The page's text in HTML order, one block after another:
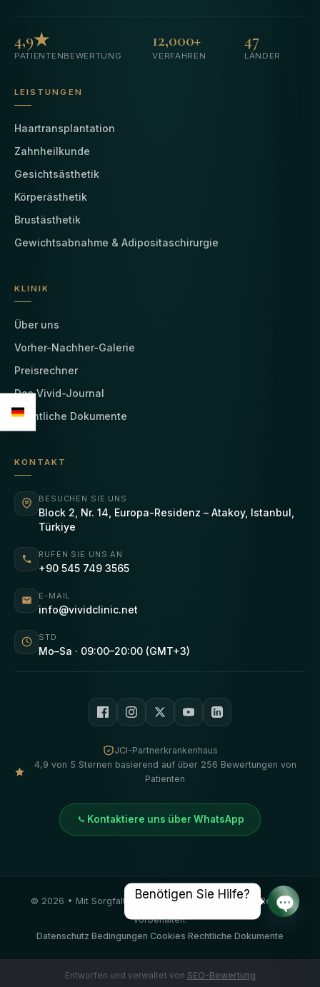
4,9★
PATIENTENBEWERTUNG
12,000+
VERFAHREN
47
LÄNDER
LEISTUNGEN
Haartransplantation
Zahnheilkunde
Gesichtsästhetik
Körperästhetik
Brustästhetik
Gewichtsabnahme & Adipositaschirurgie
KLINIK
Über uns
Vorher-Nachher-Galerie
Preisrechner
Das Vivid-Journal
Rechtliche Dokumente
KONTAKT
BESUCHEN SIE UNS
Block 2, Nr. 14, Europa-Residenz – Atakoy, Istanbul,
Türkiye
RUFEN SIE UNS AN
+90 545 749 3565
E-MAIL
info@vividclinic.net
STD
Mo–Sa · 09:00–20:00 (GMT+3)
JCI-Partnerkrankenhaus
4,9 von 5 Sternen basierend auf über 256 Bewertungen von
Patienten
Kontaktiere uns über WhatsApp
© 2026 • Mit Sorgfalt hergestellt von Vivid Klinik . Alle Rechte
vorbehalten.
Datenschutz Bedingungen Cookies Rechtliche Dokumente
Entworfen und verwaltet von SEO-Bewertung
Benötigen Sie Hilfe?